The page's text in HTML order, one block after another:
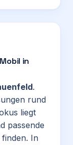
in
.
rund
liegt
passende
In